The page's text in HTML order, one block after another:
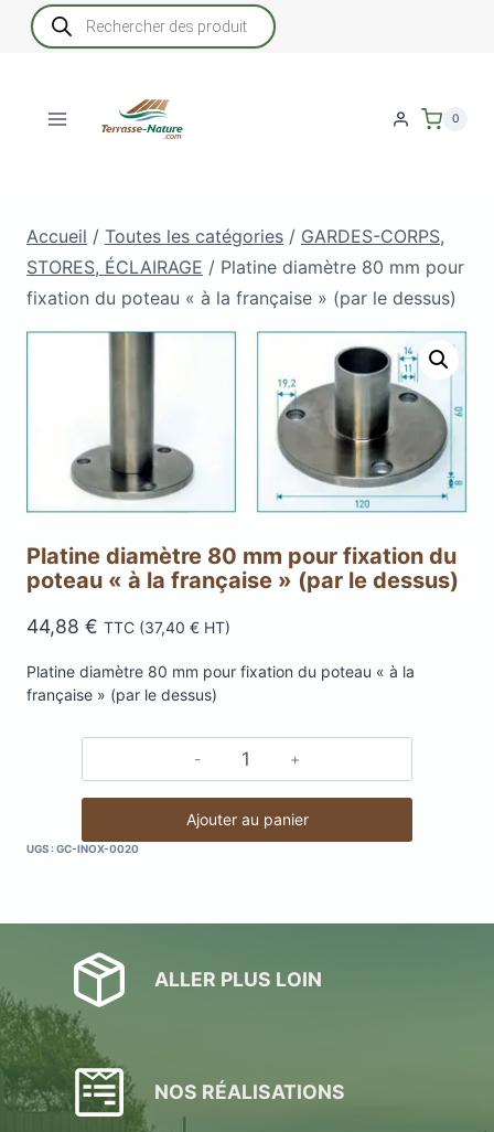
Recherche
de
produits
0
Accueil / Toutes les catégories / GARDES-CORPS,
STORES, ÉCLAIRAGE / Platine diamètre 80 mm pour
fixation du poteau « à la française » (par le dessus)
Platine diamètre 80 mm pour fixation du
poteau « à la française » (par le dessus)
44,88 € TTC (37,40 € HT)
Platine diamètre 80 mm pour fixation du poteau « à la
française » (par le dessus)
quantité
Platine
diamètre
poteau
le
Ajouter au panier
UGS :GC-INOX-0020
ALLER PLUS LOIN
NOS RÉALISATIONS